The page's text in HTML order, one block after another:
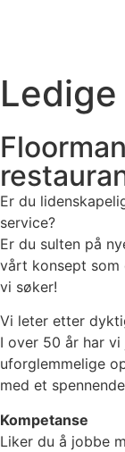
Er du
service?
Er du sulten på
vårt konsept som
vi søker!
Vi leter etter
I over 50 år har
uforglemmelige
med et
Kompetanse
Liker du å jobbe